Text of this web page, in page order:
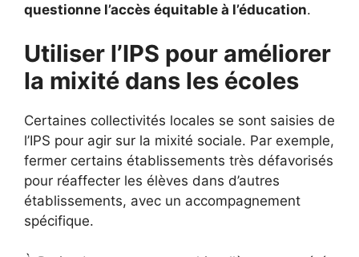
questionne l’accès équitable à l’éducation.
Utiliser l’IPS pour améliorer
la mixité dans les écoles
Certaines collectivités locales se sont saisies de
l’IPS pour agir sur la mixité sociale. Par exemple,
fermer certains établissements très défavorisés
pour réaffecter les élèves dans d’autres
établissements, avec un accompagnement
spécifique.